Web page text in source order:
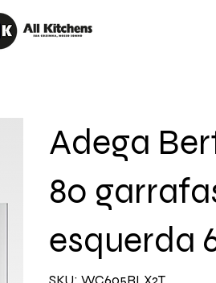
Adega
80
esquerda
SKU